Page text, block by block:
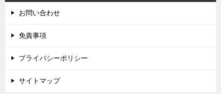
お問い合わせ
免責事項
プライバシーポリシー
サイトマップ